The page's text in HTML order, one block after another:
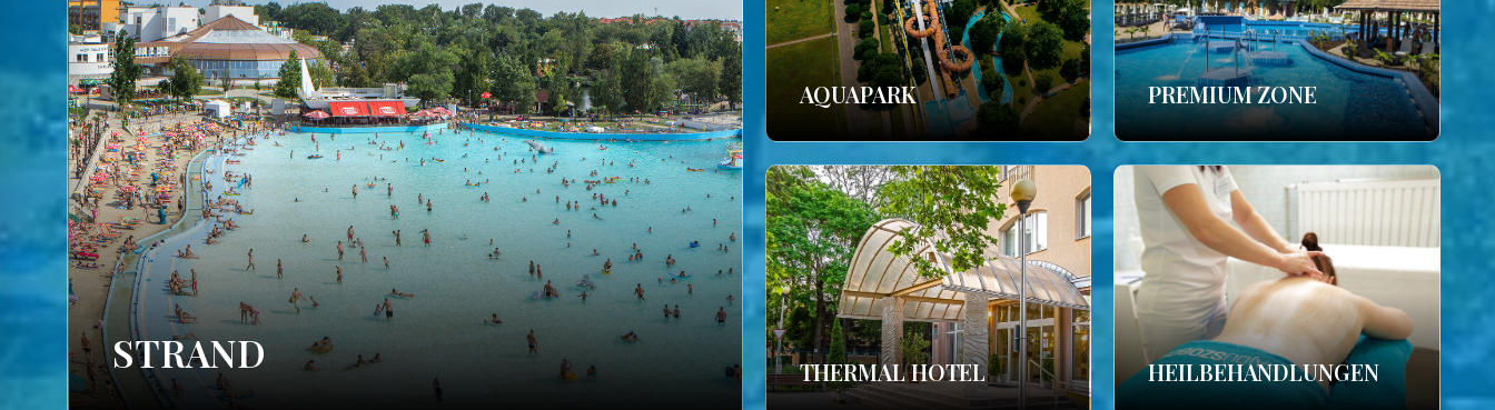
STRAND
AQUAPARK PREMIUM ZONE
THERMAL HOTEL HEILBEHANDLUNGEN